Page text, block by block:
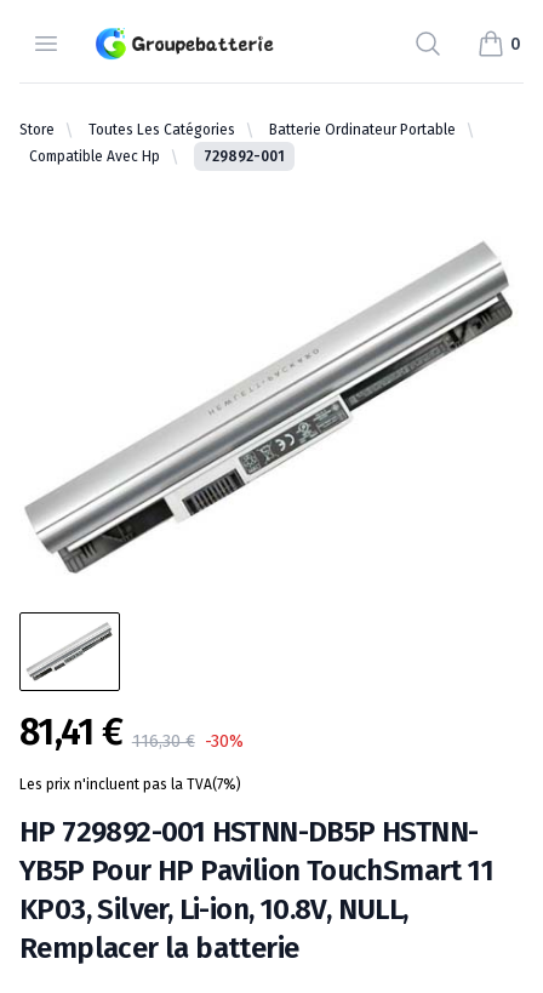
Open MenuGroupebatterie.com Search 0
items
Store Toutes Les Catégories
Batterie Ordinateur Portable
Compatible Avec Hp
729892-001
Product information
81,41 € 116,30 € -30%
Les prix n'incluent pas la TVA(7%)
HP 729892-001 HSTNN-DB5P HSTNN-
YB5P Pour HP Pavilion TouchSmart 11
KP03, Silver, Li-ion, 10.8V, NULL,
Remplacer la batterie